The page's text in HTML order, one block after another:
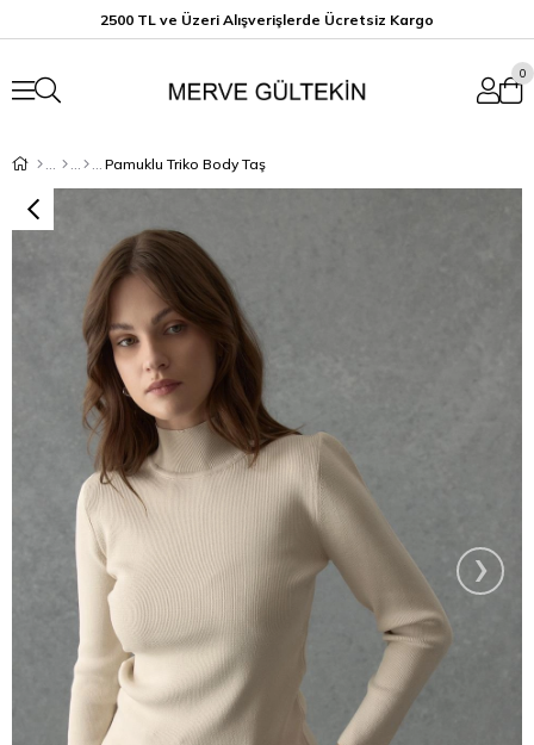
2500 TL ve Üzeri Alışverişlerde Ücretsiz Kargo
0
Pamuklu Triko Body Taş
›